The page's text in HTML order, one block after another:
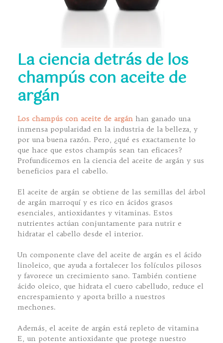
La ciencia detrás de los
champús con aceite de
argán
Los champús con aceite de argán han ganado una
inmensa popularidad en la industria de la belleza, y
por una buena razón. Pero, ¿qué es exactamente lo
que hace que estos champús sean tan eficaces?
Profundicemos en la ciencia del aceite de argán y sus
beneficios para el cabello.
El aceite de argán se obtiene de las semillas del árbol
de argán marroquí y es rico en ácidos grasos
esenciales, antioxidantes y vitaminas. Estos
nutrientes actúan conjuntamente para nutrir e
hidratar el cabello desde el interior.
Un componente clave del aceite de argán es el ácido
linoleico, que ayuda a fortalecer los folículos pilosos
y favorece un crecimiento sano. También contiene
ácido oleico, que hidrata el cuero cabelludo, reduce el
encrespamiento y aporta brillo a nuestros
mechones.
Además, el aceite de argán está repleto de vitamina
E, un potente antioxidante que protege nuestro